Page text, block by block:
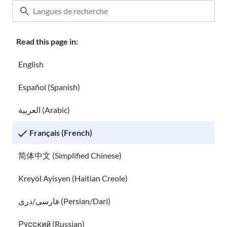
Read this page in:
English
Español (Spanish)
العربية (Arabic)
Français (French)
简体中文 (Simplified Chinese)
Kreyòl Ayisyen (Haitian Creole)
فارسی/دری (Persian/Dari)
Русский (Russian)
Comment aider Carrières chez USAHello
Faire un don
Politique de confidentialité
Vous pouvez copier et redistribuer les documents
licence Creative CommonsCC BY-NC-SA 4.0
créer un lien vers notre site web lorsque vous utilisez notre